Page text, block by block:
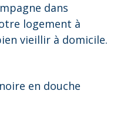
dans
logement à
vieillir à domicile.
en douche